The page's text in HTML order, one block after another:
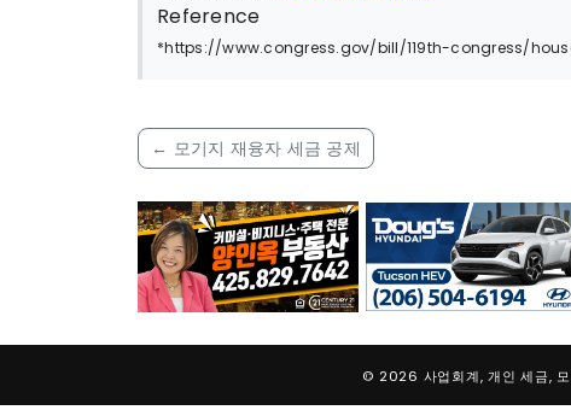
Reference
*https://www.congress.gov/bill/119th-congress/
← 모기지 재융자 세금 공제
© 2026 사업회계, 개인 세금, 모